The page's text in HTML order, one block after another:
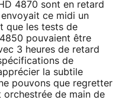
4870 sont en retard
ce midi un
que les tests de
pouvaient être
3 heures de retard
de
la subtile
pouvons que regretter
orchestrée de main de